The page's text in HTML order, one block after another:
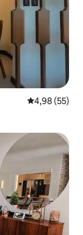
Průměrné
4,98 (55)